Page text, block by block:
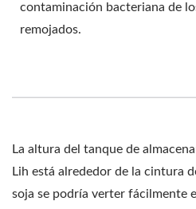
contaminación bacteriana de
remojados.
La altura del tanque de
Lih está alrededor de la cintura
soja se podría verter fácilmente